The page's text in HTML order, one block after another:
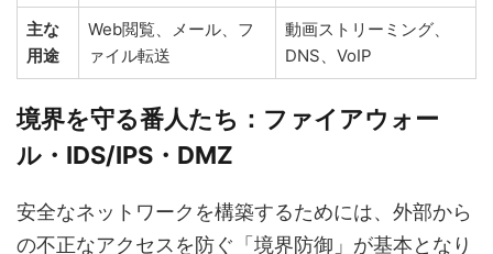
主な
用途
Web閲覧、メール、フ
ァイル転送
動画ストリーミング、
DNS、VoIP
境界を守る番人たち：ファイアウォー
ル・IDS/IPS・DMZ
安全なネットワークを構築するためには、外部から
の不正なアクセスを防ぐ「境界防御」が基本となり